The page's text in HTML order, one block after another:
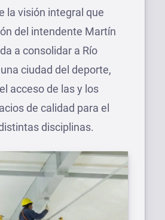
la visión integral que
del intendente Martín
a consolidar a Río
ciudad del deporte,
acceso de las y los
de calidad para el
disciplinas.